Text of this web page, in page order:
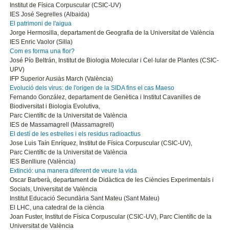
Institut de Física Corpuscular (CSIC-UV)
IES José Segrelles (Albaida)
El patrimoni de l'aigua
Jorge Hermosilla, departament de Geografia de la Universitat de València
IES Enric Vaolor (Silla)
Com es forma una flor?
José Pío Beltrán, Institut de Biologia Molecular i Cel·lular de Plantes (CSIC-
UPV)
IFP Superior Ausiàs March (València)
Evolució dels virus: de l'origen de la SIDA fins el cas Maeso
Fernando González, departament de Genètica i Institut Cavanilles de
Biodiversitat i Biologia Evolutiva,
Parc Científic de la Universitat de València
IES de Massamagrell (Massamagrell)
El destí de les estrelles i els residus radioactius
Jose Luis Taín Enríquez, Institut de Física Corpuscular (CSIC-UV),
Parc Científic de la Universitat de València
IES Benlliure (València)
Extinció: una manera diferent de veure la vida
Oscar Barberà, departament de Didàctica de les Ciències Experimentals i
Socials, Universitat de València
Institut Educació Secundària Sant Mateu (Sant Mateu)
El LHC, una catedral de la ciència
Joan Fuster, Institut de Física Corpuscular (CSIC-UV), Parc Científic de la
Universitat de València